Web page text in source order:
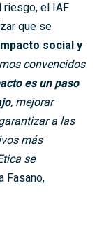
riesgo, el IAF
que se
social y
convencidos
es un paso
, mejorar
a las
más
se
Fasano,